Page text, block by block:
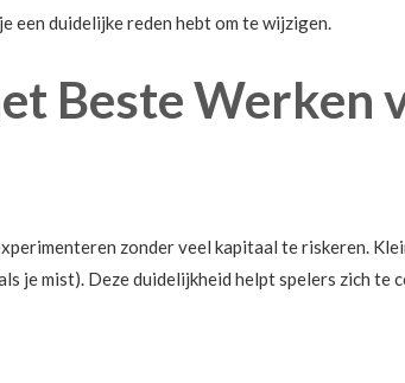
een duidelijke reden hebt om te wijzigen.
Beste Werken
zonder veel kapitaal te riskeren.
je mist). Deze duidelijkheid helpt spelers zich te